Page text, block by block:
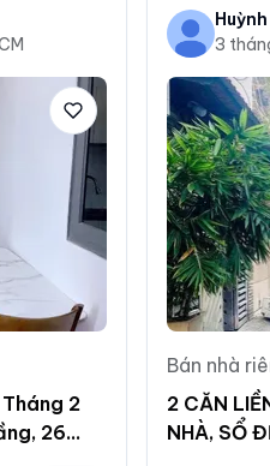
2
26
3
Bán nhà
2 CĂN
NHÀ, SỔ